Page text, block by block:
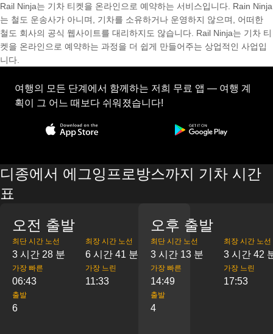
Rail Ninja는 기차 티켓을 온라인으로 예약하는 서비스입니다. Rain Ninja
는 철도 운송사가 아니며, 기차를 소유하거나 운영하지 않으며, 어떠한
철도 회사의 공식 웹사이트를 대리하지도 않습니다. Rail Ninja는 기차 티
켓을 온라인으로 예약하는 과정을 더 쉽게 만들어주는 상업적인 사업입
니다.
여행의 모든 단계에서 함께하는 저희 무료 앱 — 여행 계
획이 그 어느 때보다 쉬워졌습니다!
디종에서 에그잉프로방스까지 기차 시간
표
오전 출발
최단 시간 노선
3 시간 28 분
최장 시간 노선
6 시간 41 분
가장 빠른
06:43
가장 느린
11:33
출발
6
오후 출발
최단 시간 노선
3 시간 13 분
최장 시간 노선
3 시간 42
가장 빠른
14:49
가장 느린
17:53
출발
4